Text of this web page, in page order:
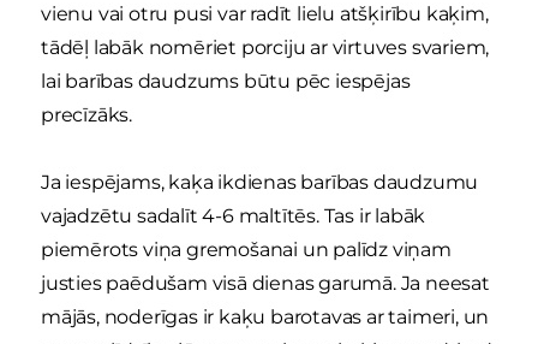
vienu vai otru pusi var radīt lielu atšķirību kaķim,
tādēļ labāk nomēriet porciju ar virtuves svariem,
lai barības daudzums būtu pēc iespējas
precīzāks.
Ja iespējams, kaķa ikdienas barības daudzumu
vajadzētu sadalīt 4-6 maltītēs. Tas ir labāk
piemērots viņa gremošanai un palīdz viņam
justies paēdušam visā dienas garumā. Ja neesat
mājās, noderīgas ir kaķu barotavas ar taimeri, un